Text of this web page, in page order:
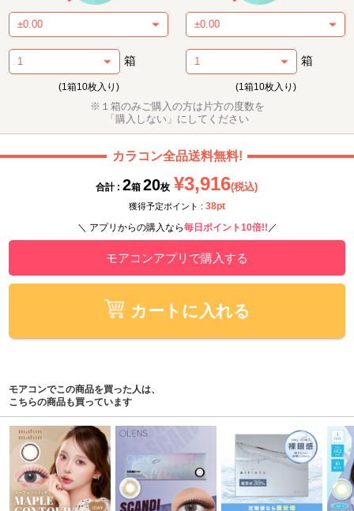
箱
(1箱10枚入り)
箱
(1箱10枚入り)
※１箱のみご購入の方は片方の度数を
「購入しない」にしてください
カラコン全品送料無料!
合計 : 2箱 20枚 ¥3,916(税込)
獲得予定ポイント : 38pt
＼ アプリからの購入なら毎日ポイント10倍!! ／
モアコンアプリで購入する
カートに入れる
モアコンでこの商品を買った人は、
こちらの商品も買っています